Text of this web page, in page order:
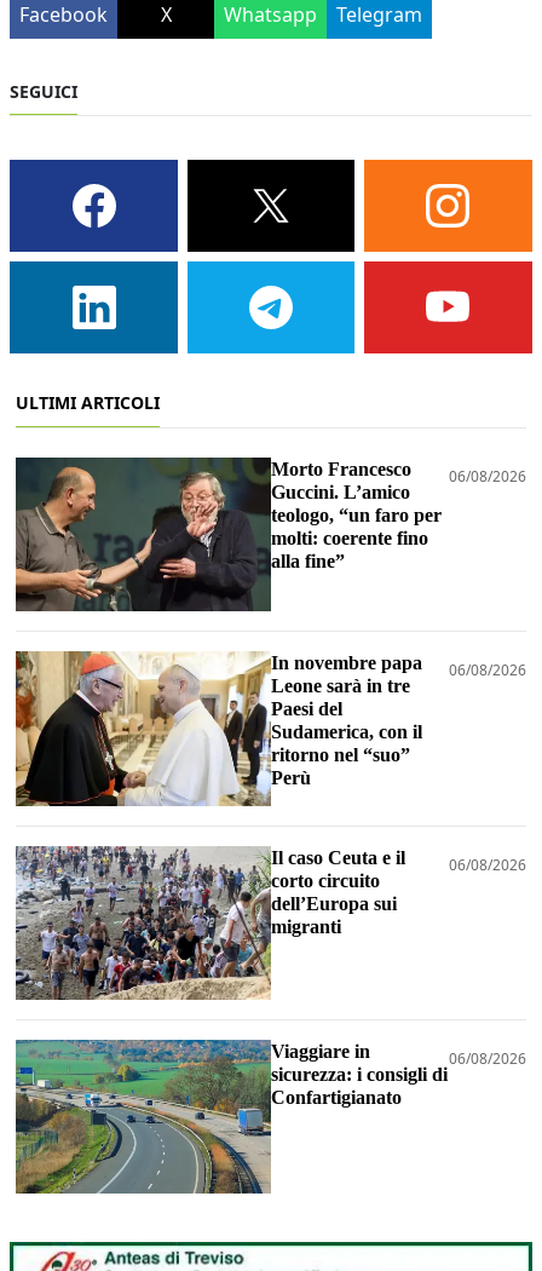
Facebook X Whatsapp Telegram
SEGUICI
ULTIMI ARTICOLI
Morto Francesco
Guccini. L’amico
teologo, “un faro per
molti: coerente fino
alla fine”
06/08/2026
In novembre papa
Leone sarà in tre
Paesi del
Sudamerica, con il
ritorno nel “suo”
Perù
06/08/2026
Il caso Ceuta e il
corto circuito
dell’Europa sui
migranti
06/08/2026
Viaggiare in
sicurezza: i consigli di
Confartigianato
06/08/2026